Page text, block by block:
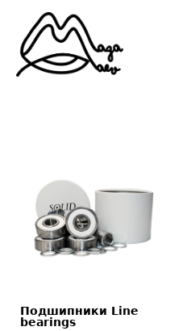
Подшипники Line
bearings